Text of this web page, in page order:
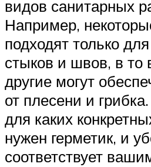
видов санитарных
Например,
подходят только
стыков и швов, в то
другие могут
от плесени и
для каких
нужен герметик, и
соответствует